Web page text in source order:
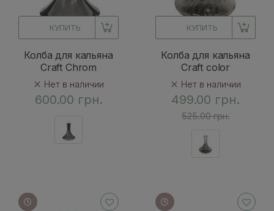
КУПИТЬ
Колба для кальяна
Craft Chrom
Нет в наличии
600.00 грн.
КУПИТЬ
Колба для кальяна
Craft color
Нет в наличии
499.00 грн.
525.00 грн.